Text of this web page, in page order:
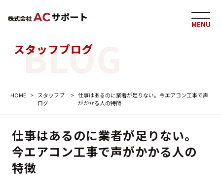
MENU
スタッフブログ
HOME > スタッフブ
ログ
> 仕事はあるのに業者が足りない。今エアコン工事で声
がかかる人の特徴
仕事はあるのに業者が足りない。
今エアコン工事で声がかかる人の
特徴